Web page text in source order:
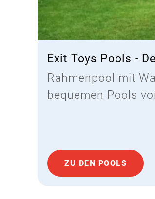
Exit Toys Pools -
Rahmenpool mit
bequemen Pools
ZU DEN POOLS